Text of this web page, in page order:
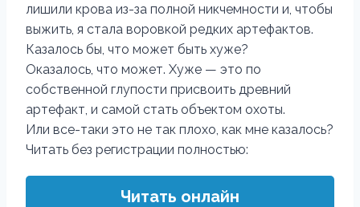
лишили крова из-за полной никчемности и, чтобы
выжить, я стала воровкой редких артефактов.
Казалось бы, что может быть хуже?
Оказалось, что может. Хуже — это по
собственной глупости присвоить древний
артефакт, и самой стать объектом охоты.
Или все-таки это не так плохо, как мне казалось?
Читать без регистрации полностью:
Читать онлайн